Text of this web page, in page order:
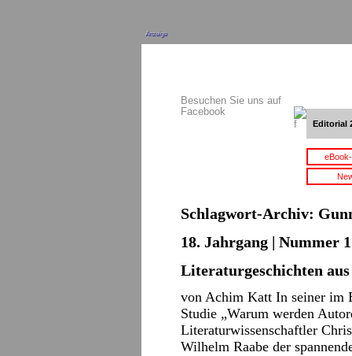
Anzeige
Besuchen Sie uns auf
Facebook
Editorial
Schlagwort-Archiv:
18. Jahrgang | Nummer
Literaturgeschichten
von Achim Katt In seiner im
Studie „Warum werden
Literaturwissenschaftler
Wilhelm Raabe der